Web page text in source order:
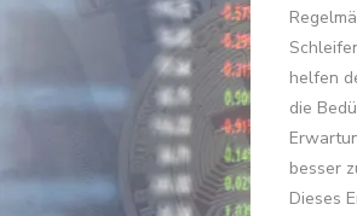
helfen
die
besser
Dieses